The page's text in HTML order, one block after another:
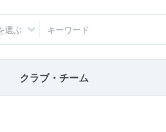
選ぶ
クラブ・チーム